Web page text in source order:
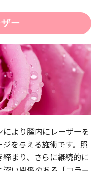
ー
より膣内にレーザーを
を与える施術です。照
まり、さらに継続的に